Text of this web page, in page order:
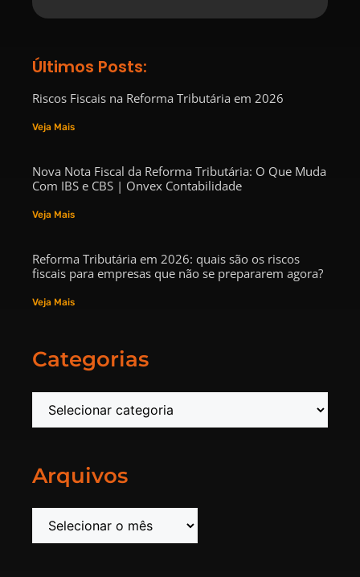
Últimos Posts:
Riscos Fiscais na Reforma Tributária em 2026
Veja Mais
Nova Nota Fiscal da Reforma Tributária: O Que Muda
Com IBS e CBS | Onvex Contabilidade
Veja Mais
Reforma Tributária em 2026: quais são os riscos
fiscais para empresas que não se prepararem agora?
Veja Mais
Categorias
Arquivos